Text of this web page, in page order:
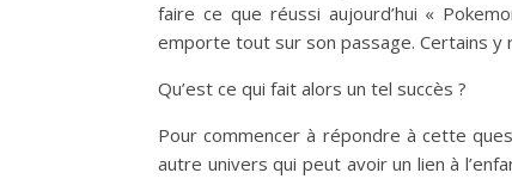
faire ce que réussi aujourd’hui «
emporte tout sur son passage. Certains y
Qu’est ce qui fait alors un tel succès ?
Pour commencer à répondre à cette
autre univers qui peut avoir un lien à